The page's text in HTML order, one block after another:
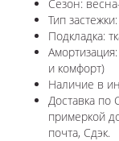
Сезон:
Тип
Подкладка:
и комфорт)
Наличие в
Доставка по
примеркой
почта, Сдэк.